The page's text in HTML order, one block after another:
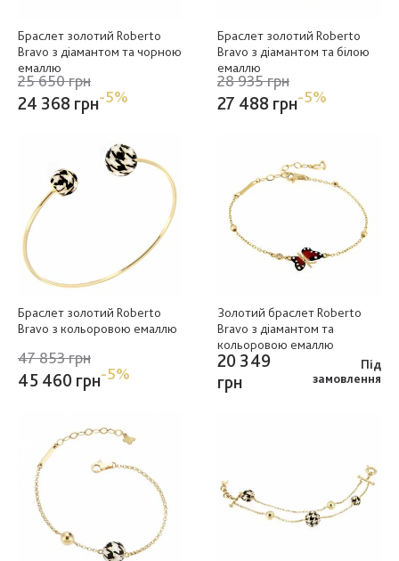
Браслет золотий Roberto
Bravo з діамантом та чорною
емаллю
25 650 грн
24 368 грн-5%
Браслет золотий Roberto
Bravo з діамантом та білою
емаллю
28 935 грн
27 488 грн-5%
Браслет золотий Roberto
Bravo з кольоровою емаллю
47 853 грн
45 460 грн-5%
Золотий браслет Roberto
Bravo з діамантом та
кольоровою емаллю
20 349
грн
Під
замовлення